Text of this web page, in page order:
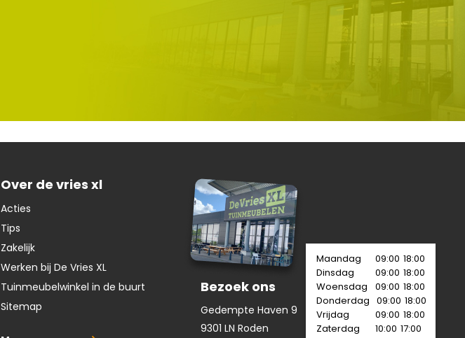
Over de vries xl
Acties
Tips
Zakelijk
Werken bij De Vries XL
Tuinmeubelwinkel in de buurt
Sitemap
Bezoek ons
Gedempte Haven 9
9301 LN Roden
Maandag 09:00 18:00
Dinsdag
09:00 18:00
Woensdag
09:00 18:00
Donderdag 09:00 18:00
Vrijdag
09:00 18:00
Zaterdag
10:00 17:00